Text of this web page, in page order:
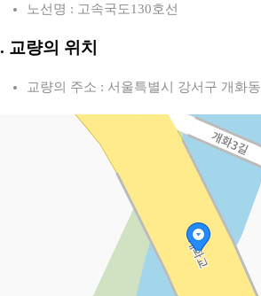
노선명 : 고속국도130호선
교량의 위치
교량의 주소 : 서울특별시 강서구 개화동